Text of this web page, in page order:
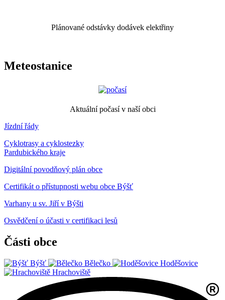
Plánované odstávky dodávek elektřiny
Meteostanice
Aktuální počasí v naší obci
Jízdní řády
Cyklotrasy a cyklostezky
Pardubického kraje
Digitální povodňový plán obce
Certifikát o přístupnosti webu obce Býšť
Varhany u sv. Jiří v Býšti
Osvědčení o účasti v certifikaci lesů
Části obce
Býšť Bělečko
Hoděšovice
Hrachoviště